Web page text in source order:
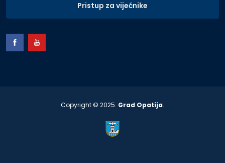
Pristup za vijećnike
Copyright © 2025. Grad Opatija.